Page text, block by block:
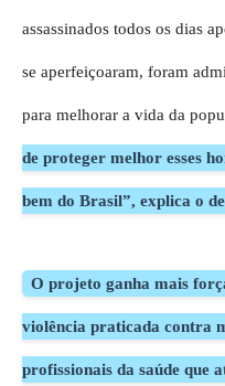
assassinados todos os dias
se aperfeiçoaram, foram
para melhorar a vida da
de proteger melhor esses
bem do Brasil”, explica o
O projeto ganha mais
violência praticada contra
profissionais da saúde que